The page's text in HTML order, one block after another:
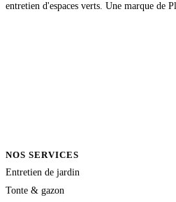
entretien d'espaces verts. Une marque de
NOS SERVICES
Entretien de jardin
Tonte & gazon